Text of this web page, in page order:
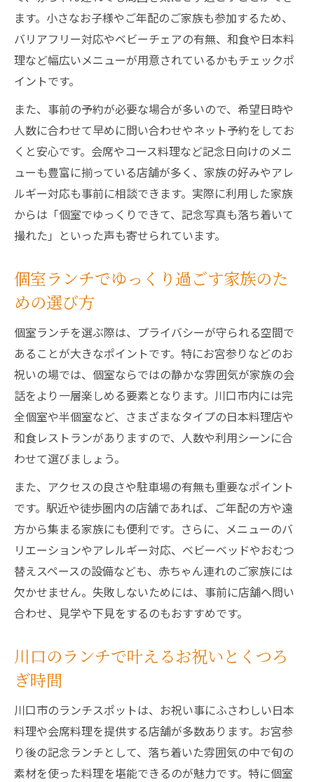
ク法
プライバシー重視派に最適なランチ空間の
魅力
お宮参り後も安心できる個室ランチの選定
基準
お宮参りを終えた家族に選ばれる食事空間
お宮参り後に家族が選ぶランチ空間の条件
とは
居心地の良いランチスペースで記念日を満
喫
家族みんなが安心できるランチ空間選びの
お祝い気分を高めるランチ会場の雰囲気紹
介
ランチで大切な家族の時間を守る空間づく
り
特別な日に最適な和食ランチを川口で楽しむ
特別な日を彩る和食ランチの楽しみ方ガイ
ド
川口で味わう旬の和食ランチの魅力を解説
介
家族で楽しむ和食ランチのおすすめポイン
ト
お祝いランチにふさわしい和食選びのコツ
記念日を彩る完全個室ランチの魅力解説
完全個室ランチが記念日に選ばれる理由と
大切な家族と過ごす個室ランチの魅力ガイ
お祝い気分を高める完全個室の使い方ポイ
ント
プライベートを重視したランチ選びの秘訣
ます。小さなお子様やご年配のご家族も参加するため、
バリアフリー対応やベビーチェアの有無、和食や日本料
理など幅広いメニューが用意されているかもチェックポ
イントです。
また、事前の予約が必要な場合が多いので、希望日時や
人数に合わせて早めに問い合わせやネット予約をしてお
くと安心です。会席やコース料理など記念日向けのメニ
ューも豊富に揃っている店舗が多く、家族の好みやアレ
ルギー対応も事前に相談できます。実際に利用した家族
からは「個室でゆっくりできて、記念写真も落ち着いて
撮れた」といった声も寄せられています。
個室ランチでゆっくり過ごす家族のた
めの選び方
個室ランチを選ぶ際は、プライバシーが守られる空間で
あることが大きなポイントです。特にお宮参りなどのお
祝いの場では、個室ならではの静かな雰囲気が家族の会
話をより一層楽しめる要素となります。川口市内には完
全個室や半個室など、さまざまなタイプの日本料理店や
和食レストランがありますので、人数や利用シーンに合
わせて選びましょう。
また、アクセスの良さや駐車場の有無も重要なポイント
です。駅近や徒歩圏内の店舗であれば、ご年配の方や遠
方から集まる家族にも便利です。さらに、メニューのバ
リエーションやアレルギー対応、ベビーベッドやおむつ
替えスペースの設備なども、赤ちゃん連れのご家族には
欠かせません。失敗しないためには、事前に店舗へ問い
合わせ、見学や下見をするのもおすすめです。
川口のランチで叶えるお祝いとくつろ
ぎ時間
川口市のランチスポットは、お祝い事にふさわしい日本
料理や会席料理を提供する店舗が多数あります。お宮参
り後の記念ランチとして、落ち着いた雰囲気の中で旬の
素材を使った料理を堪能できるのが魅力です。特に個室